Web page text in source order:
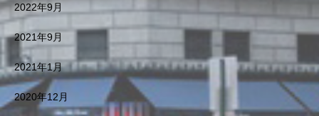
2022年9月
2021年9月
2021年1月
2020年12月